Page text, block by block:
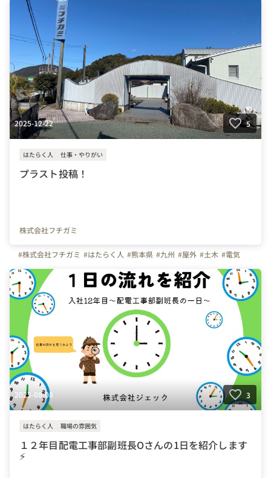
2025-12-22 5
はたらく人 仕事・やりがい
プラスト投稿！
株式会社フチガミ
#株式会社フチガミ #はたらく人 #熊本県 #九州 #屋外 #土木 #電気
2025-08-08 3
はたらく人 職場の雰囲気
１２年目配電工事部副班長Oさんの1日を紹介します
⚡